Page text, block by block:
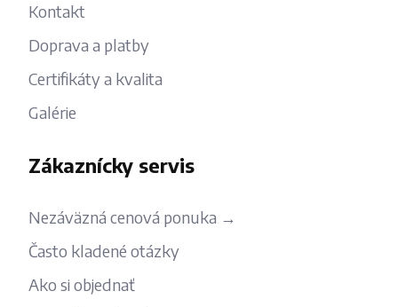
Kontakt
Doprava a platby
Certifikáty a kvalita
Galérie
Zákaznícky servis
Nezáväzná cenová ponuka →
Často kladené otázky
Ako si objednať